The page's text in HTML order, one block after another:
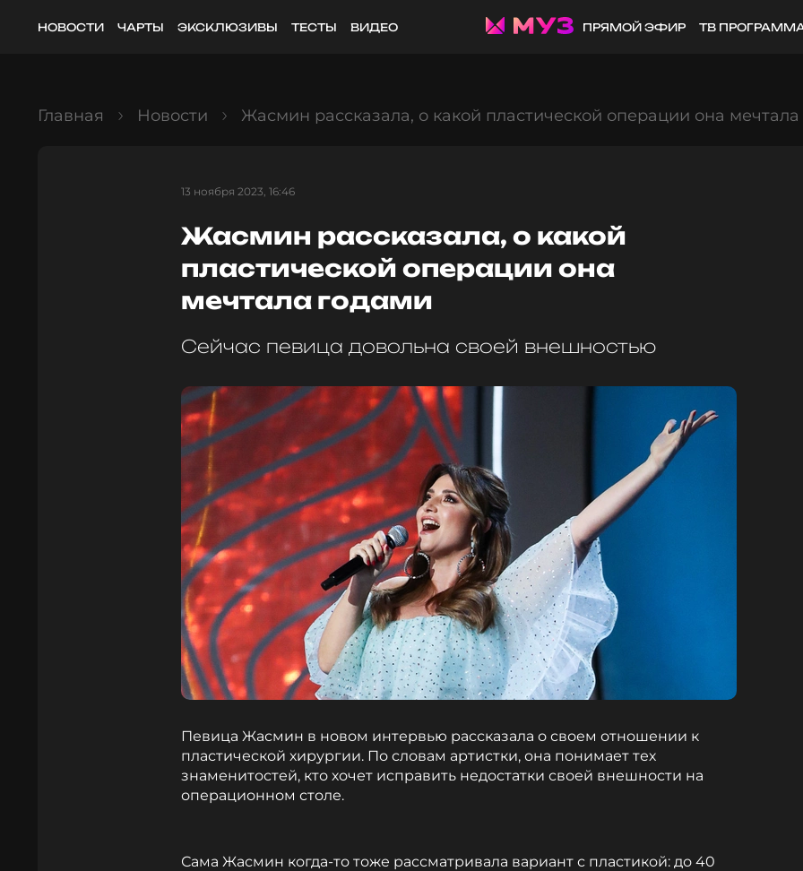
НОВОСТИ ЧАРТЫ ЭКСКЛЮЗИВЫ ТЕСТЫ ВИДЕО ПРЯМОЙ ЭФИР ТВ
Главная Новости Жасмин рассказала, о какой пластической операции она
13 ноября 2023, 16:46
Жасмин рассказала, о какой
пластической операции она
мечтала годами
Сейчас певица довольна своей внешностью
Певица Жасмин в новом интервью рассказала о своем отношении к
пластической хирургии. По словам артистки, она понимает тех
знаменитостей, кто хочет исправить недостатки своей внешности на
операционном столе.
Сама Жасмин когда-то тоже рассматривала вариант с пластикой: до 40